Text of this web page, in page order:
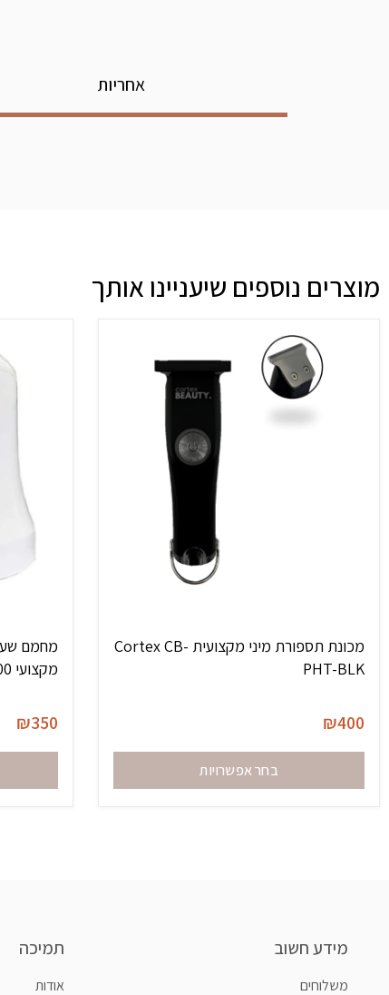
אחריות
מוצרים נוספים שיעניינו אותך
מכונת תספורת מיני מקצועית Cortex CB-
PHT-BLK
₪400
בחר אפשרויות
מקצועי 800 מ”ל – קורטקס
₪350
מידע חשוב
משלוחים
תמיכה
אודות